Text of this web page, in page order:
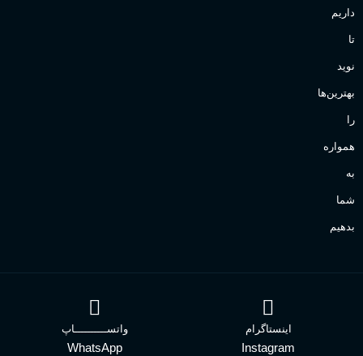
داریم
تا
نوید
بهترین‌ها
را
همواره
به
شما
بدهیم
اینستاگرام
Instagram
واتســــــــــاپ
WhatsApp